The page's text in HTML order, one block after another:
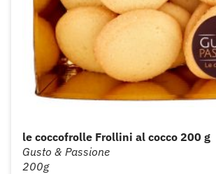
le coccofrolle Frollini al cocco 200 g
Gusto & Passione
200g